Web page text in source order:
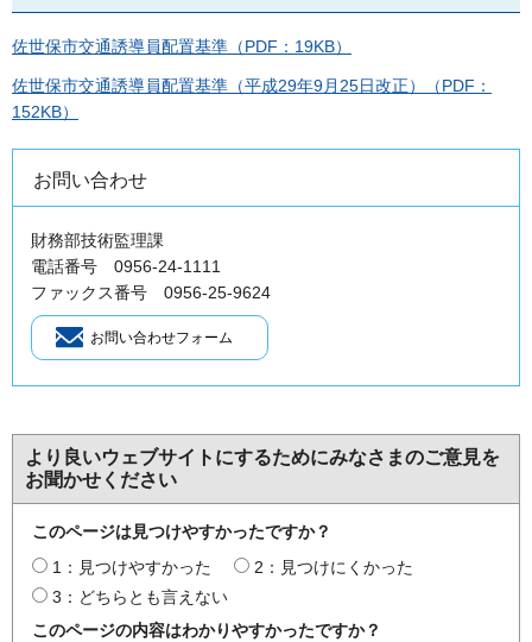
佐世保市交通誘導員配置基準（PDF：19KB）
佐世保市交通誘導員配置基準（平成29年9月25日改正）（PDF：
152KB）
お問い合わせ
財務部技術監理課
電話番号 0956-24-1111
ファックス番号 0956-25-9624
より良いウェブサイトにするためにみなさまのご意見を
お聞かせください
このページは見つけやすかったですか？
1：見つけやすかった
2：見つけにくかった
3：どちらとも言えない
このページの内容はわかりやすかったですか？